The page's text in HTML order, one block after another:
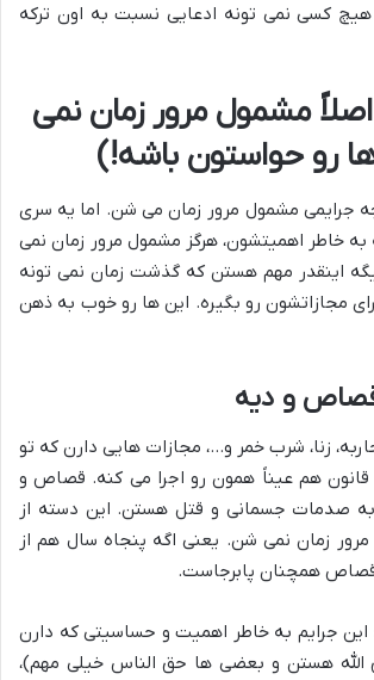
کسی نمی تونه ادعایی نسبت به اون ترکه
مشمول مرور زمان نمی
رو حواستون باشه!)
جرایمی مشمول مرور زمان می شن. اما یه سری
خاطر اهمیتشون، هرگز مشمول مرور زمان نمی
اینقدر مهم هستن که گذشت زمان نمی تونه
مجازاتشون رو بگیره. این ها رو خوب به ذهن
و دیه
زنا، شرب خمر و…، مجازات هایی دارن که تو
هم عیناً همون رو اجرا می کنه. قصاص و
صدمات جسمانی و قتل هستن. این دسته از
زمان نمی شن. یعنی اگه پنجاه سال هم از
همچنان پابرجاست.
جرایم به خاطر اهمیت و حساسیتی که دارن
هستن و بعضی ها حق الناس خیلی مهم)،